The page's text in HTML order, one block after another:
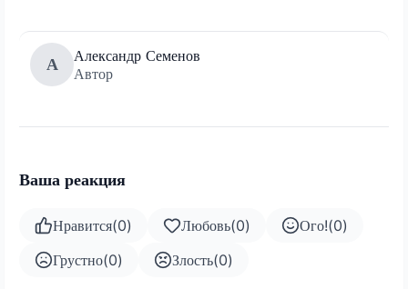
А
Александр Семенов
Автор
Ваша реакция
Нравится(0) Любовь(0) Ого!(0)
Грустно(0) Злость(0)